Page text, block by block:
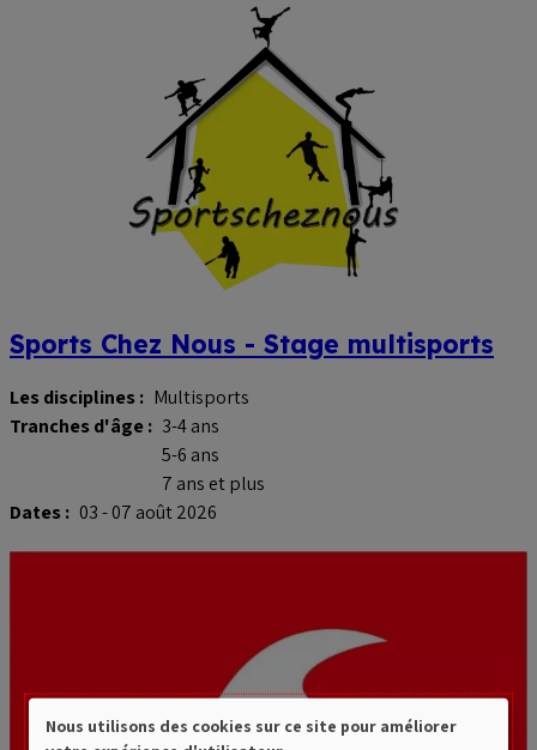
Sports Chez Nous - Stage multisports
Les disciplines : Multisports
Tranches d'âge : 3-4 ans
5-6 ans
7 ans et plus
Dates : 03 - 07 août 2026
Nous utilisons des cookies sur ce site pour améliorer